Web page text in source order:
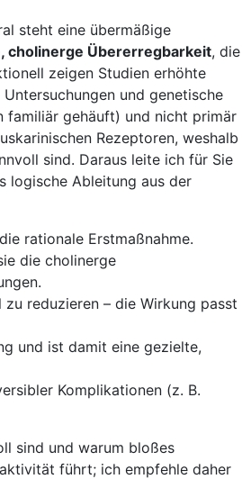
⁢steht eine übermäßige
cholinerge Übererregbarkeit, ‌die
zeigen Studien⁤ erhöhte
und genetische
familiär gehäuft) und nicht primär
Rezeptoren, weshalb
sind. Daraus leite ich für Sie
logische Ableitung ⁤aus der
rationale Erstmaßnahme.
die cholinerge
reduzieren – die Wirkung ‍passt
und ist damit ‌eine gezielte,
Komplikationen (z. B.
sind​ und ​warum⁤ bloßes
führt; ich⁤ empfehle daher‌